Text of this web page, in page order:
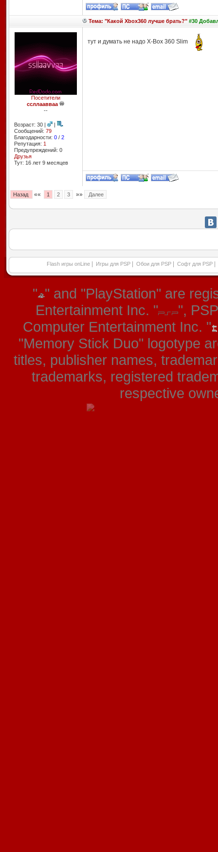
Тема: "Какой Xbox360 лучше брать?"#30
Посетители
ссллаавваа
--
Возраст: 30 |
|
Сообщений: 79
Благодарности: 0/ 2
Репутация: 1
Предупреждений: 0
Друзья
Тут: 16 лет 9 месяцев
тут и думать не надо X-Box 360 Slim
Назад «« 1 2 3 »» Далее
Flash игры onLine Игры для PSP Обои для PSP Софт для PSP
" " and "PlayStation" are
Entertainment Inc. "
",
Computer Entertainment Inc. "
"Memory Stick Duo" logotype
titles, publisher names,
trademarks, registered
respective